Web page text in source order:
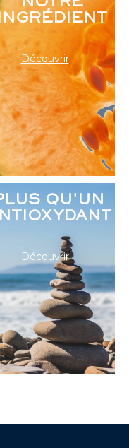
NOTRE
Découvrir
QU'UN
Découvrir